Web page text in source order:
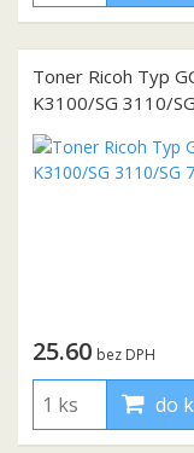
Toner Ricoh Typ
K3100/SG 3110/
25.60 bez DPH
do